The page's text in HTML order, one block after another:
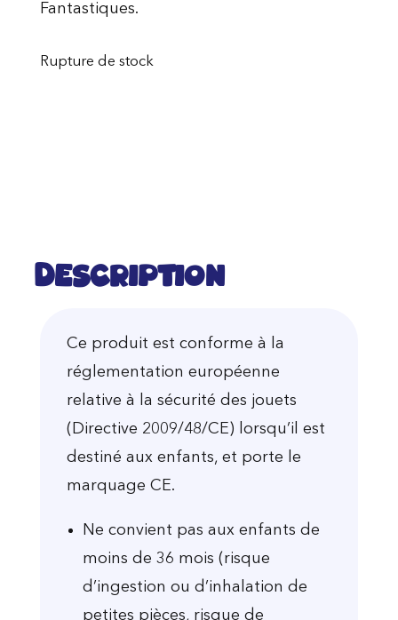
Fantastiques.
Rupture de stock
Description
Ce produit est conforme à la
réglementation européenne
relative à la sécurité des jouets
(Directive 2009/48/CE) lorsqu’il est
destiné aux enfants, et porte le
marquage CE.
Ne convient pas aux enfants de
moins de 36 mois (risque
d’ingestion ou d’inhalation de
petites pièces, risque de